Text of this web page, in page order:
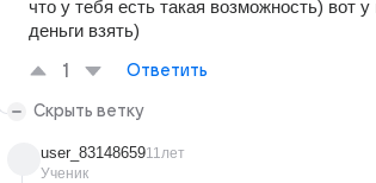
что у тебя есть такая возможность) вот
деньги взять)
1 Ответить
Скрыть ветку
user_83148659
Ученик
11лет